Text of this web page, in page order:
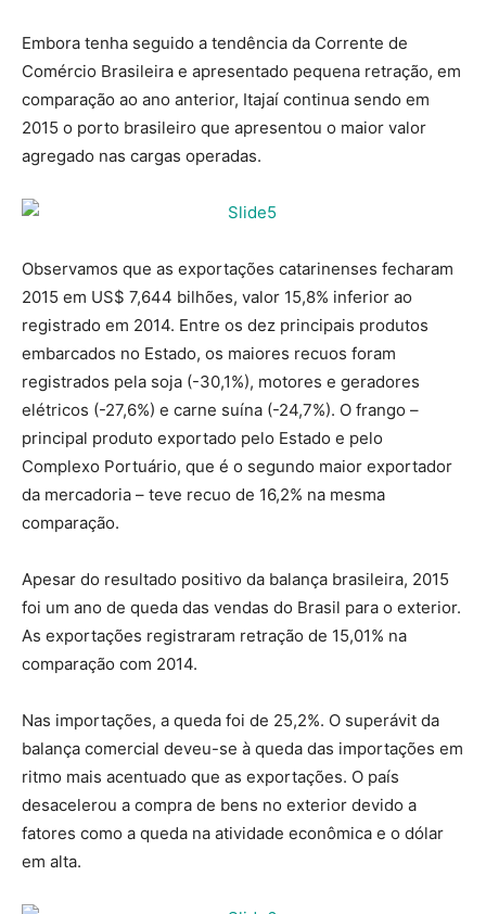
Embora tenha seguido a tendência da Corrente de
Comércio Brasileira e apresentado pequena retração, em
comparação ao ano anterior, Itajaí continua sendo em
2015 o porto brasileiro que apresentou o maior valor
agregado nas cargas operadas.
Observamos que as exportações catarinenses fecharam
2015 em US$ 7,644 bilhões, valor 15,8% inferior ao
registrado em 2014. Entre os dez principais produtos
embarcados no Estado, os maiores recuos foram
registrados pela soja (-30,1%), motores e geradores
elétricos (-27,6%) e carne suína (-24,7%). O frango –
principal produto exportado pelo Estado e pelo
Complexo Portuário, que é o segundo maior exportador
da mercadoria – teve recuo de 16,2% na mesma
comparação.
Apesar do resultado positivo da balança brasileira, 2015
foi um ano de queda das vendas do Brasil para o exterior.
As exportações registraram retração de 15,01% na
comparação com 2014.
Nas importações, a queda foi de 25,2%. O superávit da
balança comercial deveu-se à queda das importações em
ritmo mais acentuado que as exportações. O país
desacelerou a compra de bens no exterior devido a
fatores como a queda na atividade econômica e o dólar
em alta.